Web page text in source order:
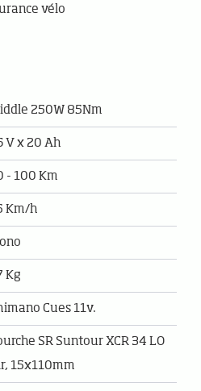
vélo
250W 85Nm
V x 20 Ah
- 100 Km
Km/h
Kg
Cues 11v.
SR Suntour XCR 34 LO
15x110mm